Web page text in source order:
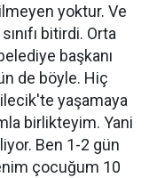
yoktur. Ve
bitirdi. Orta
başkanı
de böyle. Hiç
yaşamaya
birlikteyim. Yani
Ben 1-2 gün
çocuğum 10